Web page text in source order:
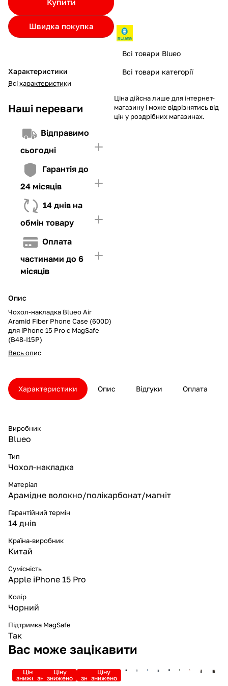
Швидка покупка
Характеристики
Всі характеристики
Наші переваги
Відправимо
сьогодні
Гарантія до
24 місяців
14 днів на
обмін товару
Оплата
частинами до 6
місяців
Опис
Чохол-накладка Blueo Air
Aramid Fiber Phone Case (600D)
для iPhone 15 Pro с MagSafe
(B48-I15P)
Весь опис
Якщо ліміт нижчий за вартість товару, невистачаючу суму
потрібно внести Першим внеском
4. Мати достатньо коштів для внесення першої частини платежу
Всі товари Blueo
Всі товари категорії
Ціна дійсна лише для інтернет-
магазину і може відрізнятись від
цін у роздрібних магазинах.
Характеристики Опис Відгуки Оплата
Виробник
Blueo
Тип
Чохол-накладка
Матеріал
Арамідне волокно/полікарбонат/магніт
Гарантійний термін
14 днів
Країна-виробник
Китай
Сумісність
Apple iPhone 15 Pro
Колір
Чорний
Підтримка MagSafe
Так
Вас може зацікавити
Ціну
знижено
Ціну
знижено
Ціну
знижено
Ціну
знижено
Ціну
знижено